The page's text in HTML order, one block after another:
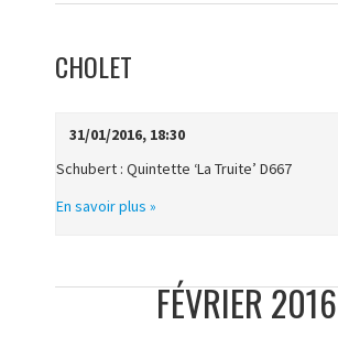
CHOLET
31/01/2016, 18:30
Schubert : Quintette ‘La Truite’ D667
En savoir plus »
FÉVRIER 2016